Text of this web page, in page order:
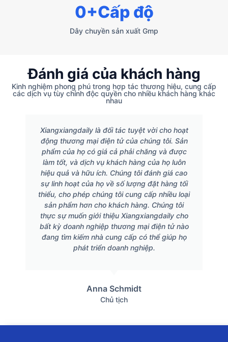
Dây chuyền sản xuất Gmp
0+Cấp độ
Đánh giá của khách hàng
Kinh nghiệm phong phú trong hợp tác thương hiệu, cung cấp
các dịch vụ tùy chỉnh độc quyền cho nhiều khách hàng khác
nhau
Xiangxiangdaily là đối tác tuyệt vời cho hoạt
động thương mại điện tử của chúng tôi. Sản
phẩm của họ có giá cả phải chăng và được
làm tốt, và dịch vụ khách hàng của họ luôn
hiệu quả và hữu ích. Chúng tôi đánh giá cao
sự linh hoạt của họ về số lượng đặt hàng tối
thiểu, cho phép chúng tôi cung cấp nhiều loại
sản phẩm hơn cho khách hàng. Chúng tôi
thực sự muốn giới thiệu Xiangxiangdaily cho
bất kỳ doanh nghiệp thương mại điện tử nào
đang tìm kiếm nhà cung cấp có thể giúp họ
phát triển doanh nghiệp.
Anna Schmidt
Chủ tịch